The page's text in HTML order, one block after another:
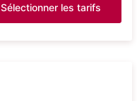
Sélectionner les tarifs